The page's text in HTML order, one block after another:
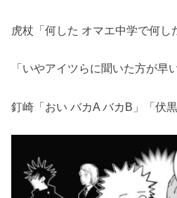
虎杖「何した オマエ中学で何し
「いやアイツらに聞いた方が早
釘崎「おい バカA バカB」「伏